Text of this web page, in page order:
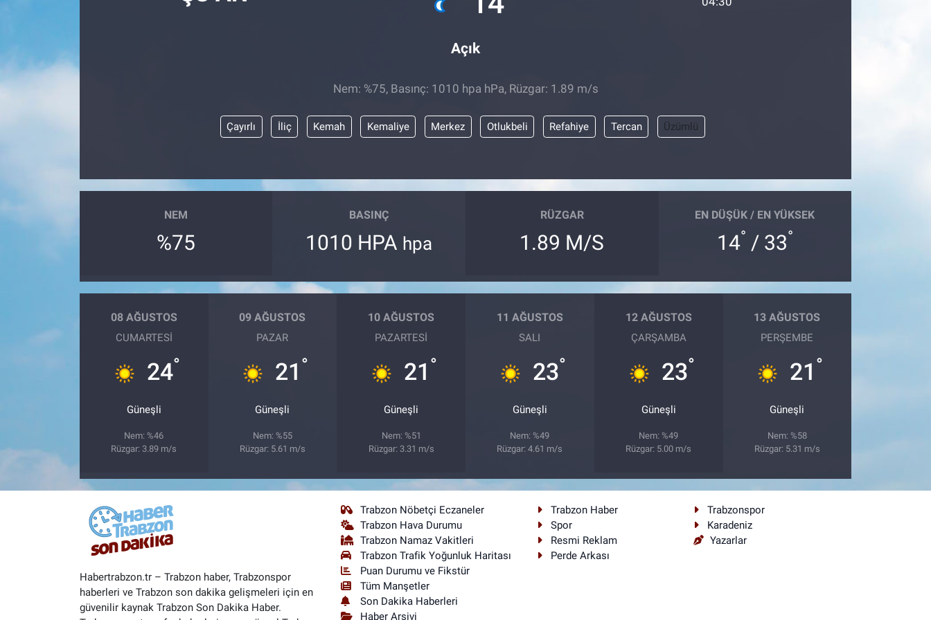
Açık
Nem: %75, Basınç: 1010 hpa hPa, Rüzgar: 1.89 m/s
Çayırlı İliç Kemah Kemaliye Merkez Otlukbeli Refahiye Tercan Üzümlü
NEM
%75
BASINÇ
1010 HPA hpa
RÜZGAR
1.89 M/S
EN DÜŞÜK / EN YÜKSEK
14° / 33°
08 AĞUSTOS
CUMARTESI
24°
Güneşli
Nem: %46
Rüzgar: 3.89 m/s
09 AĞUSTOS
PAZAR
21 °
Güneşli
Nem: %55
Rüzgar: 5.61 m/s
10 AĞUSTOS
PAZARTESI
21 °
Güneşli
Nem: %51
Rüzgar: 3.31 m/s
11 AĞUSTOS
SALI
23°
Güneşli
Nem: %49
Rüzgar: 4.61 m/s
12 AĞUSTOS
ÇARŞAMBA
23°
Güneşli
Nem: %49
Rüzgar: 5.00 m/s
13 AĞUSTOS
PERŞEMBE
21 °
Güneşli
Nem: %58
Rüzgar: 5.31 m/s
Habertrabzon.tr – Trabzon haber, Trabzonspor
haberleri ve Trabzon son dakika gelişmeleri için en
güvenilir kaynak Trabzon Son Dakika Haber.
Trabzon Nöbetçi Eczaneler
Trabzon Hava Durumu
Trabzon Namaz Vakitleri
Trabzon Trafik Yoğunluk Haritası
Puan Durumu ve Fikstür
Tüm Manşetler
Son Dakika Haberleri
Haber Arşivi
Trabzon Haber
Trabzonspor
Spor
Karadeniz
Resmi Reklam
Yazarlar
Perde Arkası